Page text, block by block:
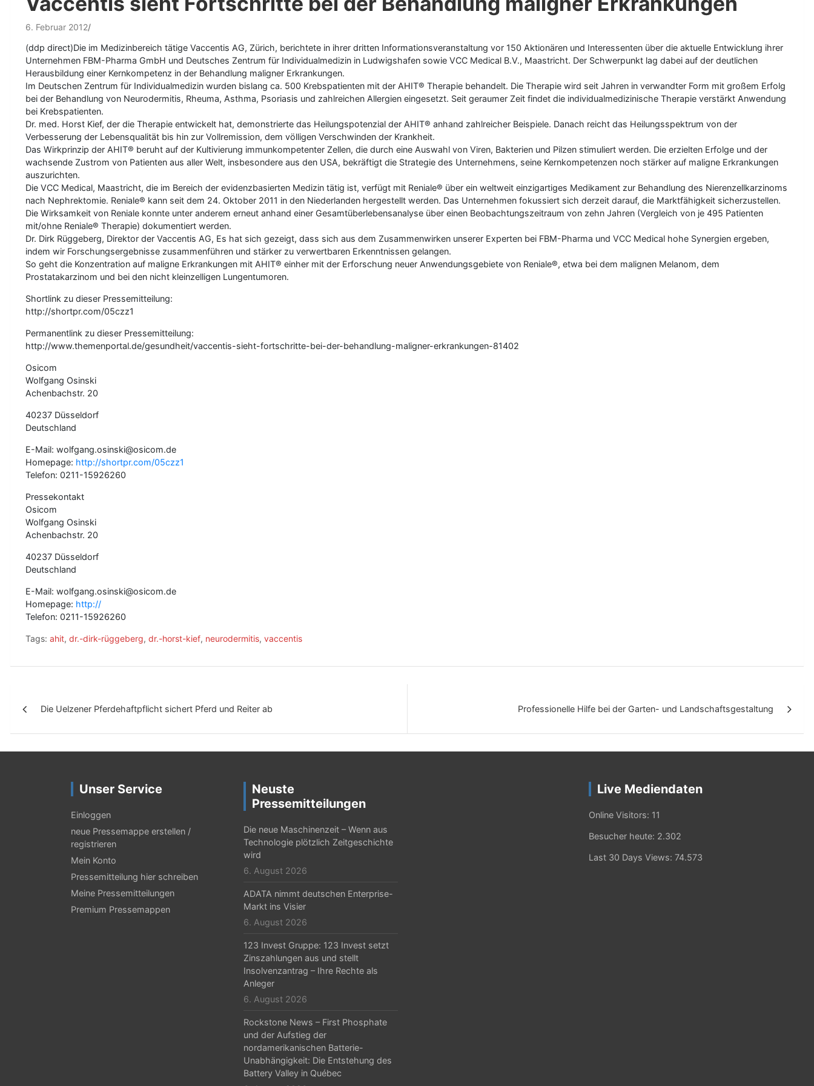
6. Februar 2012
(ddp direct)Die im Medizinbereich tätige Vaccentis AG, Zürich, berichtete in ihrer dritten Informationsveranstaltung vor 150 Aktionären und Interessenten über die aktuelle Entwicklung ihrer
Unternehmen FBM-Pharma GmbH und Deutsches Zentrum für Individualmedizin in Ludwigshafen sowie VCC Medical B.V., Maastricht. Der Schwerpunkt lag dabei auf der deutlichen
Herausbildung einer Kernkompetenz in der Behandlung maligner Erkrankungen.
Im Deutschen Zentrum für Individualmedizin wurden bislang ca. 500 Krebspatienten mit der AHIT® Therapie behandelt. Die Therapie wird seit Jahren in verwandter Form mit großem Erfolg
bei der Behandlung von Neurodermitis, Rheuma, Asthma, Psoriasis und zahlreichen Allergien eingesetzt. Seit geraumer Zeit findet die individualmedizinische Therapie verstärkt Anwendung
bei Krebspatienten.
Dr. med. Horst Kief, der die Therapie entwickelt hat, demonstrierte das Heilungspotenzial der AHIT® anhand zahlreicher Beispiele. Danach reicht das Heilungsspektrum von der
Verbesserung der Lebensqualität bis hin zur Vollremission, dem völligen Verschwinden der Krankheit.
Das Wirkprinzip der AHIT® beruht auf der Kultivierung immunkompetenter Zellen, die durch eine Auswahl von Viren, Bakterien und Pilzen stimuliert werden. Die erzielten Erfolge und der
wachsende Zustrom von Patienten aus aller Welt, insbesondere aus den USA, bekräftigt die Strategie des Unternehmens, seine Kernkompetenzen noch stärker auf maligne Erkrankungen
auszurichten.
Die VCC Medical, Maastricht, die im Bereich der evidenzbasierten Medizin tätig ist, verfügt mit Reniale® über ein weltweit einzigartiges Medikament zur Behandlung des Nierenzellkarzinoms
nach Nephrektomie. Reniale® kann seit dem 24. Oktober 2011 in den Niederlanden hergestellt werden. Das Unternehmen fokussiert sich derzeit darauf, die Marktfähigkeit sicherzustellen.
Die Wirksamkeit von Reniale konnte unter anderem erneut anhand einer Gesamtüberlebensanalyse über einen Beobachtungszeitraum von zehn Jahren (Vergleich von je 495 Patienten
mit/ohne Reniale® Therapie) dokumentiert werden.
Dr. Dirk Rüggeberg, Direktor der Vaccentis AG, Es hat sich gezeigt, dass sich aus dem Zusammenwirken unserer Experten bei FBM-Pharma und VCC Medical hohe Synergien ergeben,
indem wir Forschungsergebnisse zusammenführen und stärker zu verwertbaren Erkenntnissen gelangen.
So geht die Konzentration auf maligne Erkrankungen mit AHIT® einher mit der Erforschung neuer Anwendungsgebiete von Reniale®, etwa bei dem malignen Melanom, dem
Prostatakarzinom und bei den nicht kleinzelligen Lungentumoren.
Shortlink zu dieser Pressemitteilung:
http://shortpr.com/05czz1
Permanentlink zu dieser Pressemitteilung:
http://www.themenportal.de/gesundheit/vaccentis-sieht-fortschritte-bei-der-behandlung-maligner-erkrankungen-81402
Osicom
Wolfgang Osinski
Achenbachstr. 20
40237 Düsseldorf
Deutschland
E-Mail: wolfgang.osinski@osicom.de
Homepage: http://shortpr.com/05czz1
Telefon: 0211-15926260
Pressekontakt
Osicom
Wolfgang Osinski
Achenbachstr. 20
40237 Düsseldorf
Deutschland
E-Mail: wolfgang.osinski@osicom.de
Homepage: http://
Telefon: 0211-15926260
Tags: ahit, dr.-dirk-rüggeberg, dr.-horst-kief, neurodermitis, vaccentis
i
t
Die Uelzener Pferdehaftpflicht sichert Pferd und Reiter ab Professionelle Hilfe bei der Garten- und Landschaftsgestaltung
Unser Service
Einloggen
neue Pressemappe erstellen /
registrieren
Mein Konto
Pressemitteilung hier schreiben
Meine Pressemitteilungen
Premium Pressemappen
Neuste
Pressemitteilungen
Die neue Maschinenzeit – Wenn aus
Technologie plötzlich Zeitgeschichte
wird
6. August 2026
ADATA nimmt deutschen Enterprise-
Markt ins Visier
6. August 2026
123 Invest Gruppe: 123 Invest setzt
Zinszahlungen aus und stellt
Insolvenzantrag – Ihre Rechte als
Anleger
6. August 2026
Rockstone News – First Phosphate
und der Aufstieg der
nordamerikanischen Batterie-
Unabhängigkeit: Die Entstehung des
Battery Valley in Québec
Live Mediendaten
Online Visitors: 11
Besucher heute: 2.302
Last 30 Days Views: 74.573